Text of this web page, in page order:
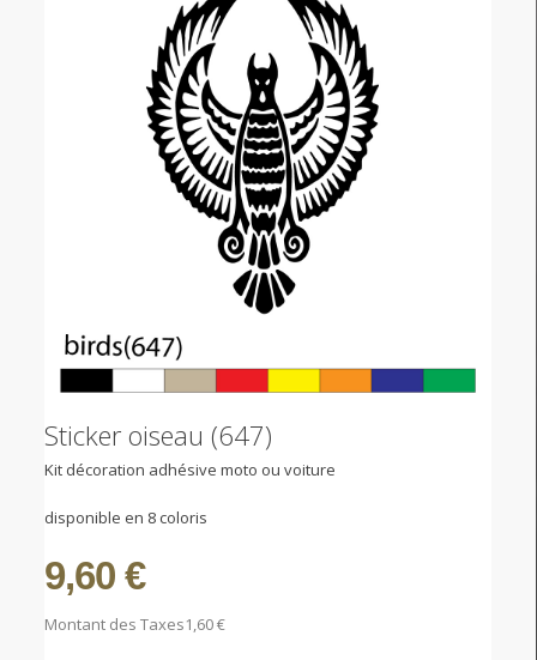
Sticker oiseau (647)
Kit décoration adhésive moto ou voiture
disponible en 8 coloris
9,60 €
Montant des Taxes1,60 €